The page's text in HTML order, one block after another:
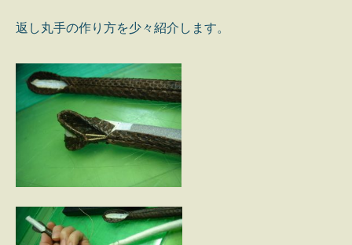
返し丸手の作り方を少々紹介します。